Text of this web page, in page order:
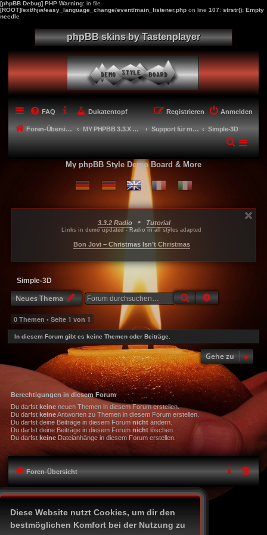
Diese Website nutzt Cookies, um dir den
bestmöglichen Komfort bei der Nutzung zu
[phpBB Debug] PHP Warning: in file
[ROOT]/ext/hjw/easy_language_change/event/main_listener.php on line 107: strstr(): Empty
needle
phpBB skins by Tastenplayer
FAQ Dukatentopf Anmelden
Registrieren
Foren-Übersicht MY PHPBB 3.3.X STYLES Support für meine Styles Simple-3D
My phpBB Style Demo Board & More
3.3.2 Radio • Tutorial
Links in demo updated - Radio in all styles adapted
Bon Jovi – Christmas Isn’t Christmas
Simple-3D
Neues Thema Suche
0 Themen • Seite 1 von 1
In diesem Forum gibt es keine Themen oder Beiträge.
Gehe zu
Berechtigungen in diesem Forum
Du darfst keineneuen Themen in diesem Forum erstellen.
Du darfst keineAntworten zu Themen in diesem Forum erstellen.
Du darfst deine Beiträge in diesem Forum nichtändern.
Du darfst deine Beiträge in diesem Forum nichtlöschen.
Du darfstkeineDateianhänge in diesem Forum erstellen.
Foren-Übersicht
Alle Zeiten sindUTC+02:00
® Forum Software © phpBB Limited